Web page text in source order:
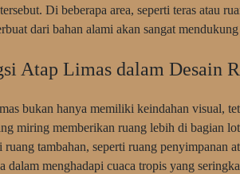
Di beberapa area, seperti teras atau
dari bahan alami akan sangat
Atap Limas dalam Desain
bukan hanya memiliki keindahan visual,
miring memberikan ruang lebih di bagian
ruang tambahan, seperti ruang penyimpanan
dalam menghadapi cuaca tropis yang